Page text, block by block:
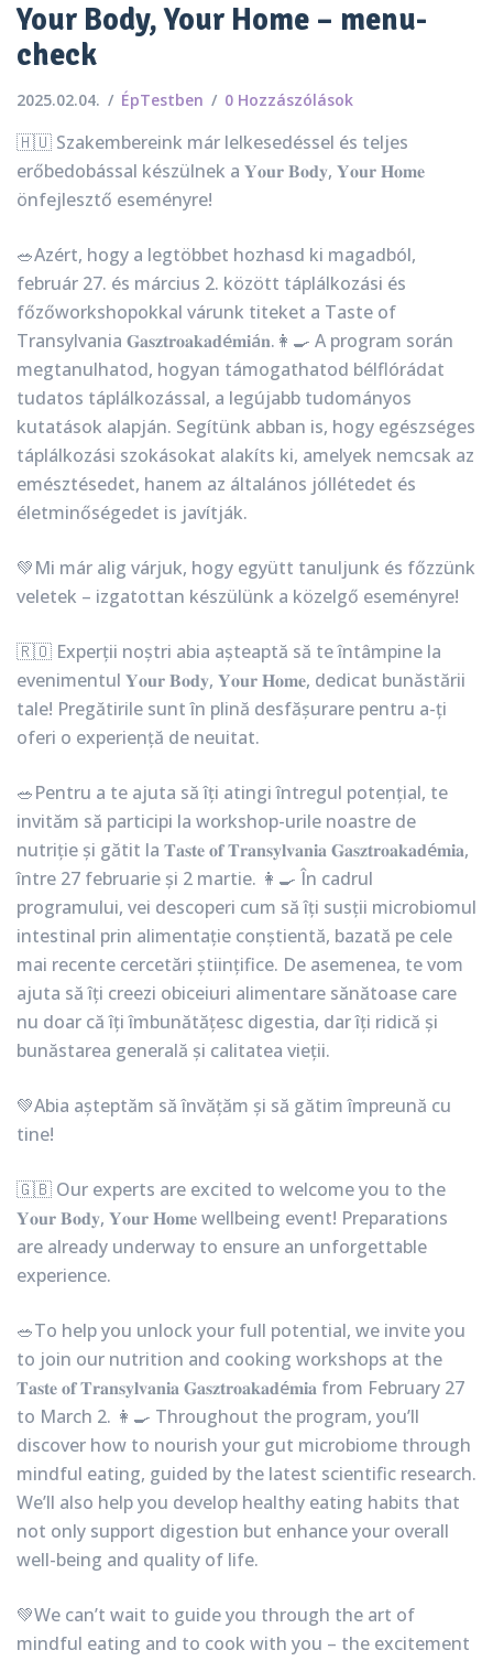
Your Body, Your Home – menu-
check
2025.02.04. ÉpTestben 0 Hozzászólások
🇭🇺 Szakembereink már lelkesedéssel és teljes
erőbedobással készülnek a 𝐘𝐨𝐮𝐫 𝐁𝐨𝐝𝐲, 𝐘𝐨𝐮𝐫 𝐇𝐨𝐦𝐞
önfejlesztő eseményre!
🥗Azért, hogy a legtöbbet hozhasd ki magadból,
február 27. és március 2. között táplálkozási és
főzőworkshopokkal várunk titeket a Taste of
Transylvania 𝐆𝐚𝐬𝐳𝐭𝐫𝐨𝐚𝐤𝐚𝐝é𝐦𝐢á𝐧.👩‍🍳 A program során
megtanulhatod, hogyan támogathatod bélflórádat
tudatos táplálkozással, a legújabb tudományos
kutatások alapján. Segítünk abban is, hogy egészséges
táplálkozási szokásokat alakíts ki, amelyek nemcsak az
emésztésedet, hanem az általános jóllétedet és
életminőségedet is javítják.
💚Mi már alig várjuk, hogy együtt tanuljunk és főzzünk
veletek – izgatottan készülünk a közelgő eseményre!
🇷🇴 Experții noștri abia așteaptă să te întâmpine la
evenimentul 𝐘𝐨𝐮𝐫 𝐁𝐨𝐝𝐲, 𝐘𝐨𝐮𝐫 𝐇𝐨𝐦𝐞, dedicat bunăstării
tale! Pregătirile sunt în plină desfășurare pentru a-ți
oferi o experiență de neuitat.
🥗Pentru a te ajuta să îți atingi întregul potențial, te
invităm să participi la workshop-urile noastre de
nutriție și gătit la 𝐓𝐚𝐬𝐭𝐞 𝐨𝐟 𝐓𝐫𝐚𝐧𝐬𝐲𝐥𝐯𝐚𝐧𝐢𝐚 𝐆𝐚𝐬𝐳𝐭𝐫𝐨𝐚𝐤𝐚𝐝é𝐦𝐢𝐚,
între 27 februarie și 2 martie. 👩‍🍳 În cadrul
programului, vei descoperi cum să îți susții microbiomul
intestinal prin alimentație conștientă, bazată pe cele
mai recente cercetări științifice. De asemenea, te vom
ajuta să îți creezi obiceiuri alimentare sănătoase care
nu doar că îți îmbunătățesc digestia, dar îți ridică și
bunăstarea generală și calitatea vieții.
💚Abia așteptăm să învățăm și să gătim împreună cu
tine!
🇬🇧 Our experts are excited to welcome you to the
𝐘𝐨𝐮𝐫 𝐁𝐨𝐝𝐲, 𝐘𝐨𝐮𝐫 𝐇𝐨𝐦𝐞 wellbeing event! Preparations
are already underway to ensure an unforgettable
experience.
🥗To help you unlock your full potential, we invite you
to join our nutrition and cooking workshops at the
𝐓𝐚𝐬𝐭𝐞 𝐨𝐟 𝐓𝐫𝐚𝐧𝐬𝐲𝐥𝐯𝐚𝐧𝐢𝐚 𝐆𝐚𝐬𝐳𝐭𝐫𝐨𝐚𝐤𝐚𝐝é𝐦𝐢𝐚 from February 27
to March 2. 👩‍🍳 Throughout the program, you’ll
discover how to nourish your gut microbiome through
mindful eating, guided by the latest scientific research.
We’ll also help you develop healthy eating habits that
not only support digestion but enhance your overall
well-being and quality of life.
💚We can’t wait to guide you through the art of
mindful eating and to cook with you – the excitement